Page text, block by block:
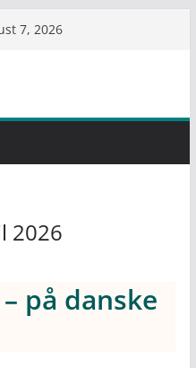
7, 2026
2026
på danske